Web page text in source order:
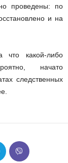
проведены: по
и на
что какой-либо
начато
следственных